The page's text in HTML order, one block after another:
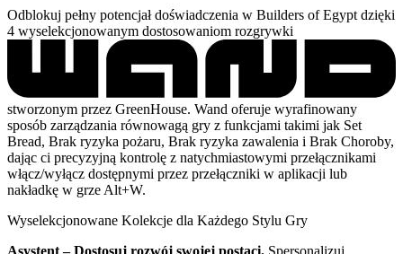
Odblokuj pełny potencjał doświadczenia w Builders of Egypt dzięki
4 wyselekcjonowanym dostosowaniom rozgrywki
stworzonym przez GreenHouse. Wand oferuje wyrafinowany
sposób zarządzania równowagą gry z funkcjami takimi jak Set
Bread, Brak ryzyka pożaru, Brak ryzyka zawalenia i Brak Choroby,
dając ci precyzyjną kontrolę z natychmiastowymi przełącznikami
włącz/wyłącz dostępnymi przez przełączniki w aplikacji lub
nakładkę w grze Alt+W.
Wyselekcjonowane Kolekcje dla Każdego Stylu Gry
Asystent – Dostosuj rozwój swojej postaci. Spersonalizuj